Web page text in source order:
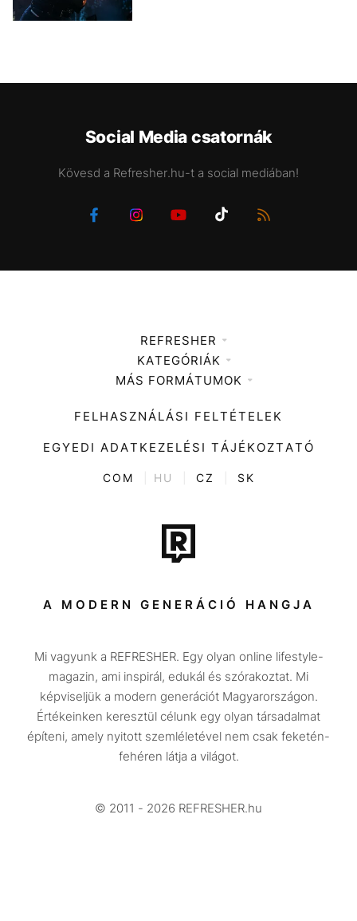
Social Media csatornák
Kövesd a Refresher.hu-t a social mediában!
REFRESHER
Médiaajánlat
KATEGÓRIÁK
Zene
Divat
Kultúra
ENTR
Tech-Tudomány
Sport
Társadalom
Utazás
Életmód
Design
Beszélgetések
Videó
MÁS FORMÁTUMOK
FELHASZNÁLÁSI FELTÉTELEK
EGYEDI ADATKEZELÉSI TÁJÉKOZTATÓ
COM HU CZ SK
A MODERN GENERÁCIÓ HANGJA
Mi vagyunk a REFRESHER. Egy olyan online lifestyle-
magazin, ami inspirál, edukál és szórakoztat. Mi
képviseljük a modern generációt Magyarországon.
Értékeinken keresztül célunk egy olyan társadalmat
építeni, amely nyitott szemléletével nem csak feketén-
fehéren látja a világot.
© 2011 - 2026 REFRESHER.hu